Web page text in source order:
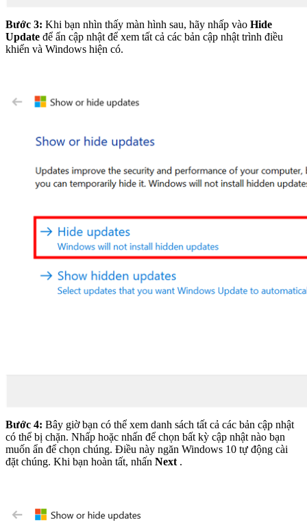
Bước 3: Khi bạn nhìn thấy màn hình sau, hãy nhấp vào Hide
Update để ẩn cập nhật để xem tất cả các bản cập nhật trình điều
khiển và Windows hiện có.
Bước 4: Bây giờ bạn có thể xem danh sách tất cả các bản cập nhật
có thể bị chặn. Nhấp hoặc nhấn để chọn bất kỳ cập nhật nào bạn
muốn ẩn để chọn chúng. Điều này ngăn Windows 10 tự động cài
đặt chúng. Khi bạn hoàn tất, nhấn Next .